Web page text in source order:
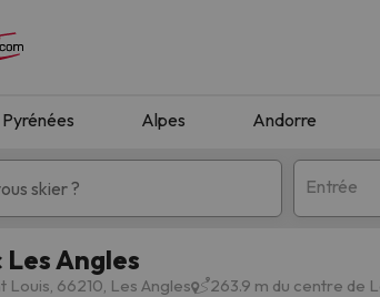
Pyrénées Alpes Andorre
Entrée
ski Séjours montagne
Angles
Louis, 66210, Les Angles 263.9 m du centre de